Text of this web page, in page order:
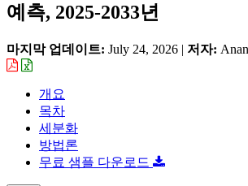
예측, 2025-2033년
마지막 업데이트: July 24, 2026 | 저자:
개요
목차
세분화
방법론
무료 샘플 다운로드